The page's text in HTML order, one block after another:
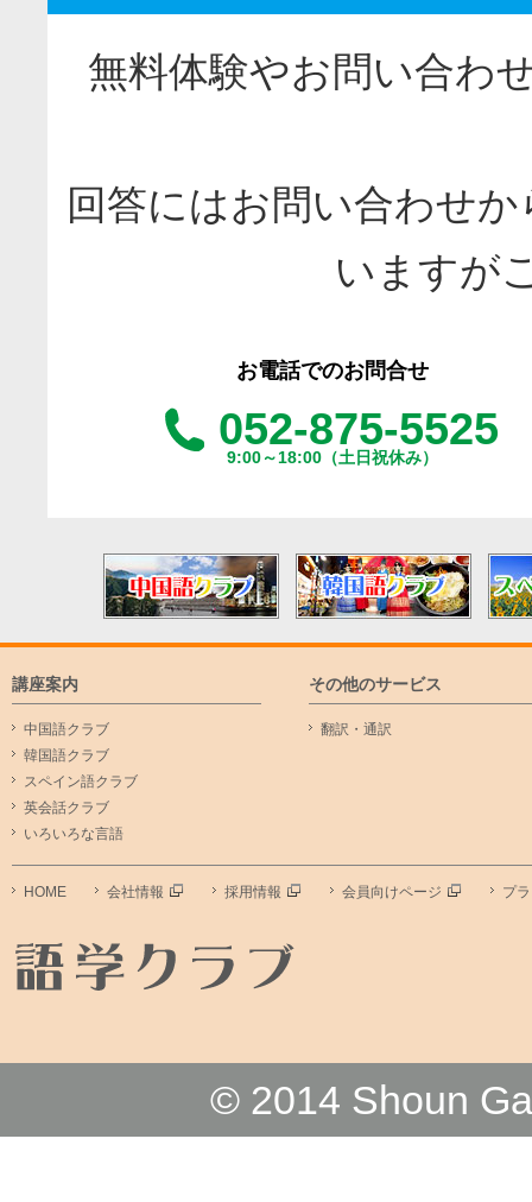
無料体験やお問い合わ
回答にはお問い合わせ
いますが
お電話でのお問合せ
052-875-5525
9:00～18:00（土日祝休み）
講座案内
中国語クラブ
韓国語クラブ
スペイン語クラブ
英会話クラブ
いろいろな言語
その他のサービス
翻訳・通訳
HOME 会社情報 採用情報 会員向けページ プ
© 2014 Shoun